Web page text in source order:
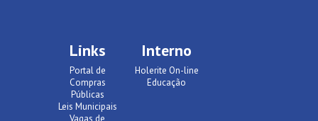
Links
Portal de
Compras
Públicas
Leis Municipais
Interno
Holerite On-line
Educação